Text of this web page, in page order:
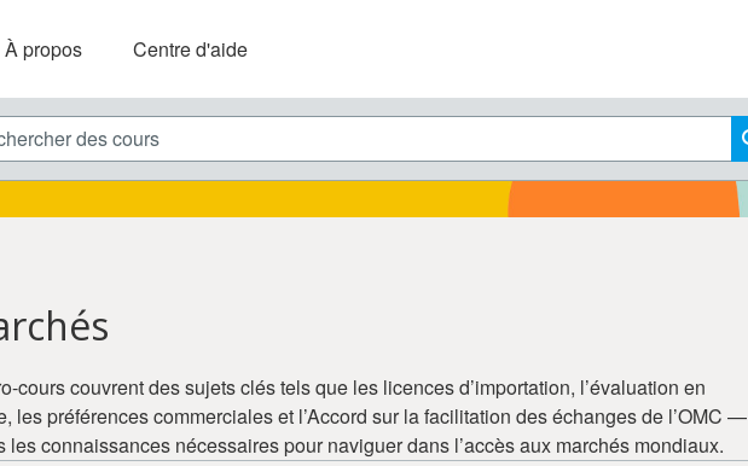
À propos Centre d'aide
des cours
cours couvrent des sujets clés tels que les licences d’importation, l’évaluation en
les préférences commerciales et l’Accord sur la facilitation des échanges de l’OMC —
les connaissances nécessaires pour naviguer dans l’accès aux marchés mondiaux.